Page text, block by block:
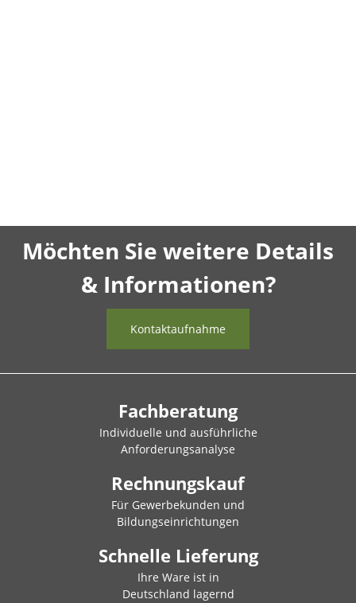
Möchten Sie weitere Details
& Informationen?
Kontaktaufnahme
Fachberatung
Individuelle und ausführliche
Anforderungsanalyse
Rechnungskauf
Für Gewerbekunden und
Bildungseinrichtungen
Schnelle Lieferung
Ihre Ware ist in
Deutschland lagernd